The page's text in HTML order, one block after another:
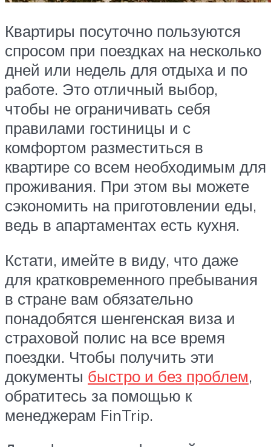
Квартиры посуточно пользуются
спросом при поездках на несколько
дней или недель для отдыха и по
работе. Это отличный выбор,
чтобы не ограничивать себя
правилами гостиницы и с
комфортом разместиться в
квартире со всем необходимым для
проживания. При этом вы можете
сэкономить на приготовлении еды,
ведь в апартаментах есть кухня.
Кстати, имейте в виду, что даже
для кратковременного пребывания
в стране вам обязательно
понадобятся шенгенская виза и
страховой полис на все время
поездки. Чтобы получить эти
документы быстро и без проблем,
обратитесь за помощью к
менеджерам FinTrip.